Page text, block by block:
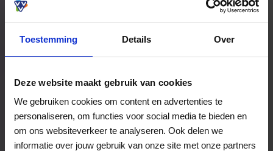
Toestemming Details Over
Deze website maakt gebruik van cookies
We gebruiken cookies om content en advertenties te
personaliseren, om functies voor social media te bieden en
om ons websiteverkeer te analyseren. Ook delen we
informatie over jouw gebruik van onze site met onze partners
Meerdere adressen registreren
Een bestelling volgen
Nog veel meer...
Maak account aan